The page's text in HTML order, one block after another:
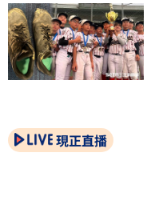
現正直播